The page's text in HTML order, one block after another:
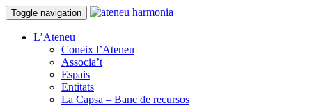
Toggle navigation
L’Ateneu
Coneix l’Ateneu
Associa’t
Espais
Entitats
La Capsa – Banc de recursos